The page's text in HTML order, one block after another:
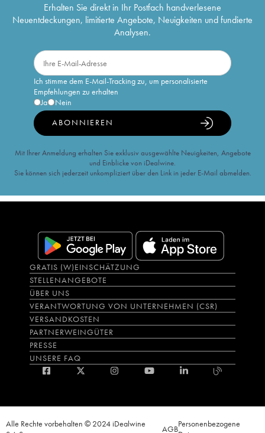
Erhalten Sie direkt in Ihr Postfach handverlesene
Neuentdeckungen, limitierte Angebote, Neuigkeiten und fundierte
Analysen.
Ich stimme dem E-Mail-Tracking zu, um personalisierte
Empfehlungen zu erhalten
Ja
Nein
ABONNIEREN
Mit Ihrer Anmeldung erhalten Sie exklusiv ausgewählte Neuigkeiten, Angebote
und Einblicke von iDealwine.
Sie können sich jederzeit unkompliziert über den Link in jeder E-Mail abmelden.
GRATIS (W)EINSCHÄTZUNG
STELLENANGEBOTE
ÜBER UNS
VERANTWORTUNG VON UNTERNEHMEN (CSR)
VERSANDKOSTEN
PARTNERWEINGÜTER
PRESSE
UNSERE FAQ
Alle Rechte vorbehalten © 2024 iDealwine
AGBPersonenbezogene